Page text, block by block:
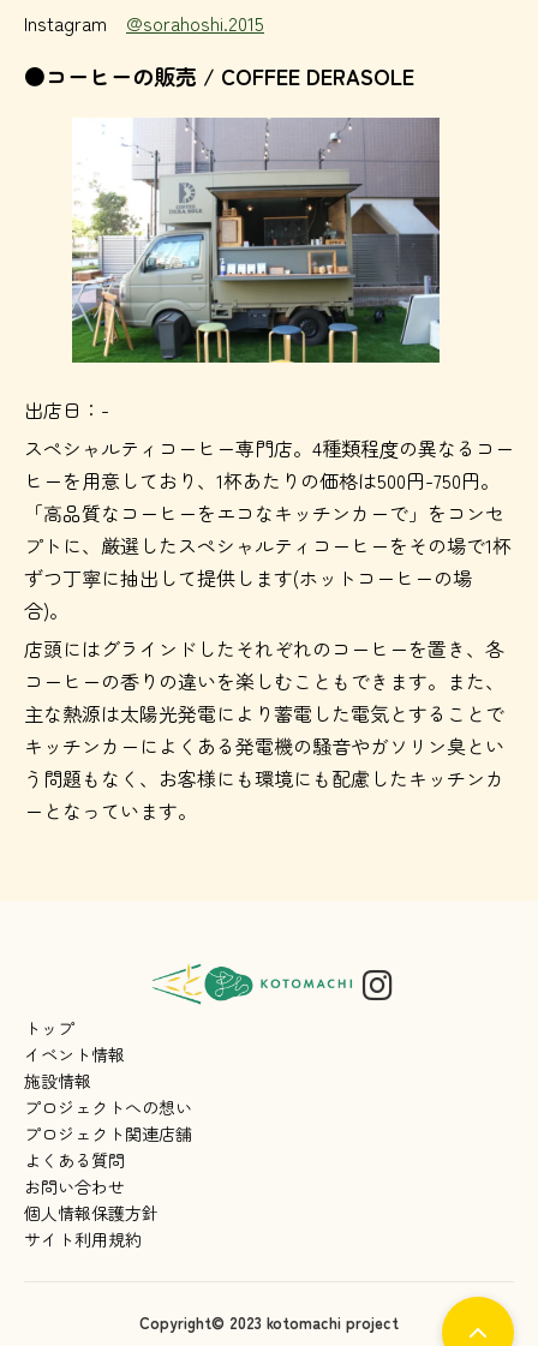
Instagram @sorahoshi.2015
●コーヒーの販売 / COFFEE DERASOLE
出店日：-
スペシャルティコーヒー専門店。4種類程度の異なるコー
ヒーを用意しており、1杯あたりの価格は500円-750円。
「高品質なコーヒーをエコなキッチンカーで」をコンセ
プトに、厳選したスペシャルティコーヒーをその場で1杯
ずつ丁寧に抽出して提供します(ホットコーヒーの場
合)。
店頭にはグラインドしたそれぞれのコーヒーを置き、各
コーヒーの香りの違いを楽しむこともできます。また、
主な熱源は太陽光発電により蓄電した電気とすることで
キッチンカーによくある発電機の騒音やガソリン臭とい
う問題もなく、お客様にも環境にも配慮したキッチンカ
ーとなっています。
トップ
イベント情報
施設情報
プロジェクトへの想い
プロジェクト関連店舗
よくある質問
お問い合わせ
個人情報保護方針
サイト利用規約
Copyright© 2023 kotomachi project